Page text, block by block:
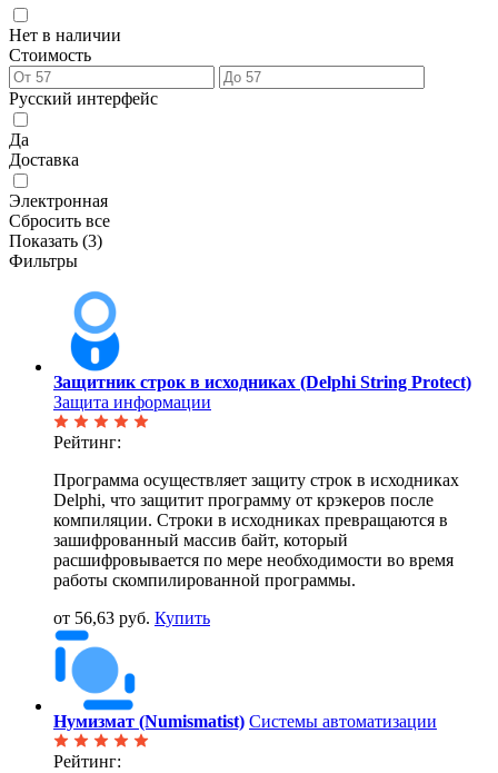
Нет в наличии
Стоимость
Русский интерфейс
Да
Доставка
Электронная
Сбросить все
Показать (3)
Фильтры
Защитник строк в исходниках (Delphi String Protect)
Защита информации
Рейтинг:
Программа осуществляет защиту строк в исходниках
Delphi, что защитит программу от крэкеров после
компиляции. Строки в исходниках превращаются в
зашифрованный массив байт, который
расшифровывается по мере необходимости во время
работы скомпилированной программы.
от 56,63 руб. Купить
Нумизмат (Numismatist) Системы автоматизации
Рейтинг: